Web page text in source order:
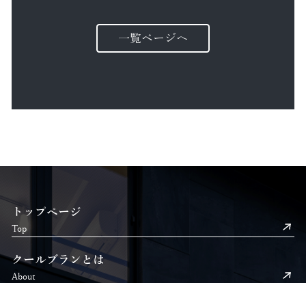
一覧ページへ
トップページ
Top
クールブランとは
About